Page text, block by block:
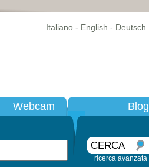
Italiano- English - Deutsch
Webcam Blog
CERCA
ricerca avanzata